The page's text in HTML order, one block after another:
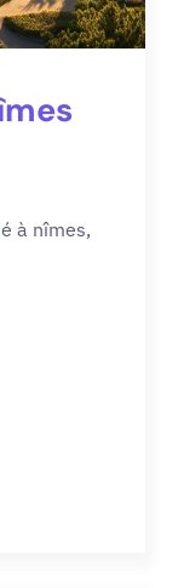
à nîmes,